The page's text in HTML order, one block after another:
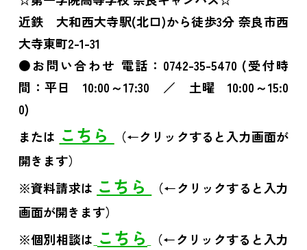
近鉄 大和西大寺駅(北口)から徒歩3分 奈良市西
大寺東町2-1-31
●お問い合わせ 電話：0742-35-5470 (受付時
間：平日 10:00～17:30 ／ 土曜 10:00～15:0
0)
または こちら
（←クリックすると入力画面が
開きます）
※資料請求は こちら
（←クリックすると入力
画面が開きます）
※個別相談は こちら
（←クリックすると入力